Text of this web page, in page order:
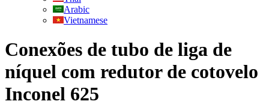
Arabic
Vietnamese
Conexões de tubo de liga de
níquel com redutor de cotovelo
Inconel 625